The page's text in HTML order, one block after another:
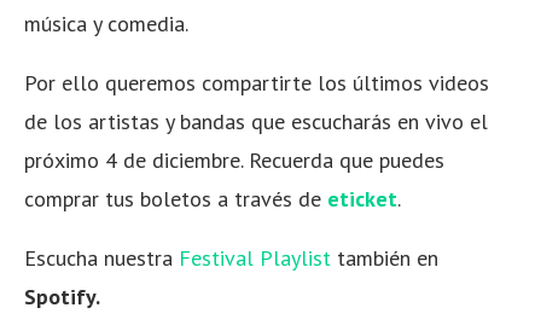
música y comedia.
Por ello queremos compartirte los últimos videos
de los artistas y bandas que escucharás en vivo el
próximo 4 de diciembre. Recuerda que puedes
comprar tus boletos a través de eticket.
Escucha nuestra Festival Playlist también en
Spotify.